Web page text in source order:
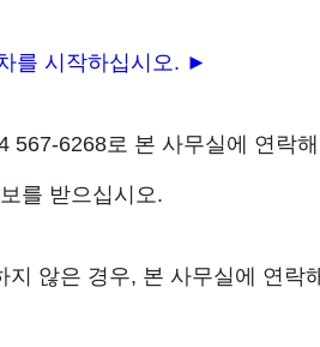
를 시작하십시오. ►
567-6268로 본 사무실에 연락
를 받으십시오.
않은 경우, 본 사무실에 연락